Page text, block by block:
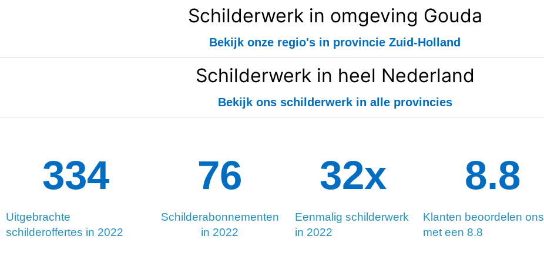
Schilderwerk in omgeving Gouda
Bekijk onze regio's in provincie Zuid-Holland
Schilderwerk in heel Nederland
Bekijk ons schilderwerk in alle provincies
Uitgebrachte
schilderoffertes in 2022
334
Schilderabonnementen
in 2022
133
Eenmalig schilderwerk
in 2022
34x
Klanten beoordelen ons
met een 8.8
8.8